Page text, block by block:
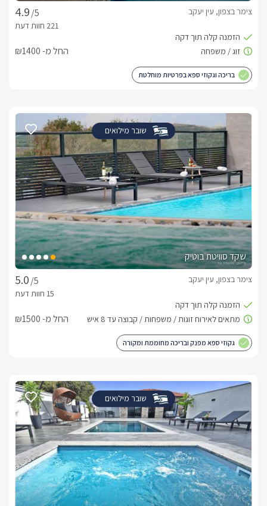
/5
צימר בצפון, עין יעקב
החל מ- ₪1400
בריכה וגקוזי ספא בפרטיות מוחלטת
שובר מילואים
שקד סוויטת בוטיק
/5
צימר בצפון, עין יעקב
החל מ- ₪1500
גקוזי ספא מפנק ובריכה מחוממת ומקורה
שובר מילואים